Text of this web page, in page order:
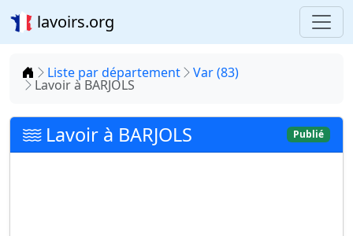
lavoirs.org
Accueil
Liste par département Var (83)
Lavoir à BARJOLS
Lavoir à BARJOLS Publié